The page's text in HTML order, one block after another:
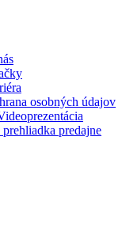
osobných údajov
predajne